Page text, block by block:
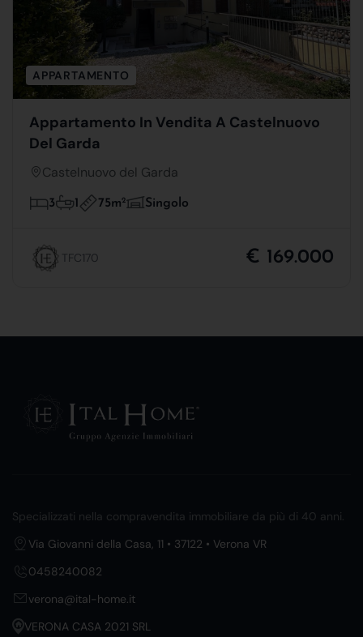
APPARTAMENTO
Appartamento In Vendita A Castelnuovo
Del Garda
Castelnuovo del Garda
3 1 75m2 Singolo
TFC170 € 169.000
Specializzati nella compravendita immobiliare da più di 40 anni.
Via Giovanni della Casa, 11 • 37122 • Verona VR
0458240082
verona@ital-home.it
VERONA CASA 2021 SRL